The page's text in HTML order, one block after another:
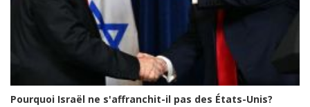
Pourquoi Israël ne s'affranchit-il pas des États-Unis?